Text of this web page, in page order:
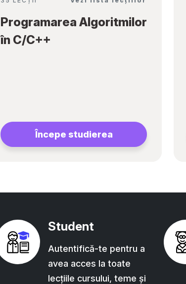
Programarea Algoritmilor
în C/C++
Începe studierea
Student
Autentifică-te pentru a
avea acces la toate
lecțiile cursului, teme și